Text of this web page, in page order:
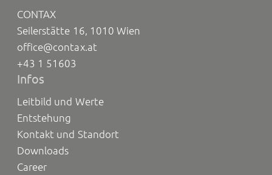
CONTAX
Seilerstätte 16, 1010 Wien
office@contax.at
+43 1 51603
Infos
Leitbild und Werte
Entstehung
Kontakt und Standort
Downloads
Career